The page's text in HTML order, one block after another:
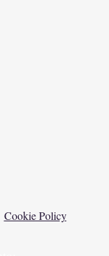
Cookie Policy